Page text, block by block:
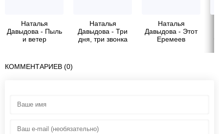
Наталья
Давыдова - Пыль
и ветер
Наталья
Давыдова - Три
дня, три звонка
Наталья
Давыдова - Этот
Еремеев
КОММЕНТАРИЕВ (0)